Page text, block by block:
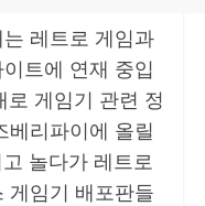
레트로 게임과
트에 연재 중입
로 게임기 관련 정
베리파이에 올릴
놀다가 레트로
게임기 배포판들